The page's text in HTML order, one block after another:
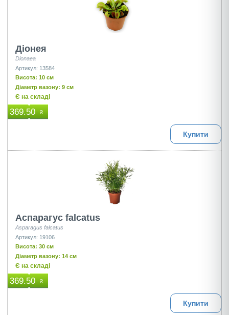
Діонея
Dionaea
Артикул: 13584
Висота: 10 см
Діаметр вазону: 9 см
Є на складі
369.50 ₴
Купити
Аспарагус falcatus
Asparagus falcatus
Артикул: 19106
Висота: 30 см
Діаметр вазону: 14 см
Є на складі
369.50 ₴
Купити